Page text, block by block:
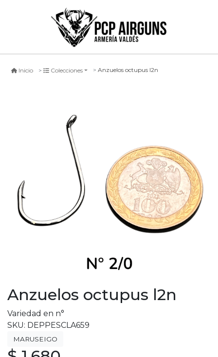
Inicio Colecciones Anzuelos octupus l2n
Anzuelos octupus l2n
Variedad en n°
SKU: DEPPESCLA659
MARUSEIGO